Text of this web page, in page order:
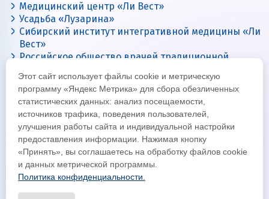
Медицинский центр «Ли Вест»
Усадьба «Лузарина»
Сибирский институт интегративной медицины «Ли
Вест»
Российское общество врачей традиционной
Цигун с Ли Вест
© Все права защищены 2026
Официальный интернет-сайт корпорации «Ли Вест»
Этот сайт использует файлы cookie и метрическую
программу «Яндекс Метрика» для сбора обезличенных
статистических данных: анализ посещаемости,
источников трафика, поведения пользователей,
улучшения работы сайта и индивидуальной настройки
предоставления информации. Нажимая кнопку
«Принять», вы соглашаетесь на обработку файлов cookie
и данных метрической программы.
Политика конфиденциальности.